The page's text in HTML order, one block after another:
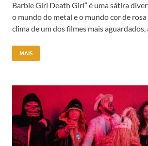
Barbie Girl Death Girl” é uma sátira
o mundo do metal e o mundo cor de
clima de um dos filmes mais aguardados,
MAIS